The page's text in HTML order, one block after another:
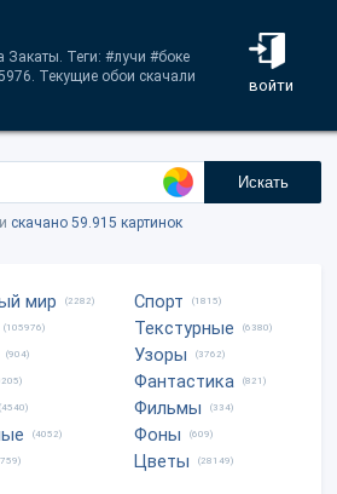
войти
Закаты. Теги: #лучи #боке
Текущие обои скачали
Искать
скачано 59.915 картинок
мир (2282)
(105976)
(904)
(4540)
(4052)
Спорт (1815)
Текстурные (6380)
Узоры (3762)
Фантастика (821)
Фильмы (334)
Фоны (609)
Цветы (28149)